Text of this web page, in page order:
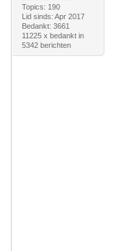
Topics: 190
Lid sinds: Apr 2017
Bedankt: 3661
11225 x bedankt in
5342 berichten